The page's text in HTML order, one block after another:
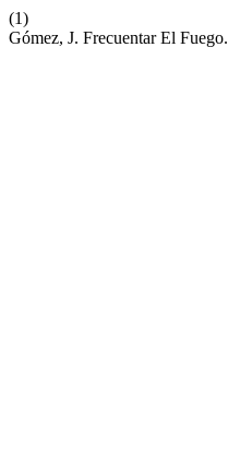
(1)
Gómez, J. Frecuentar El Fuego.